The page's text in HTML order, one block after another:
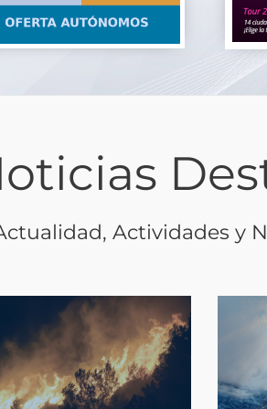
Actividades y